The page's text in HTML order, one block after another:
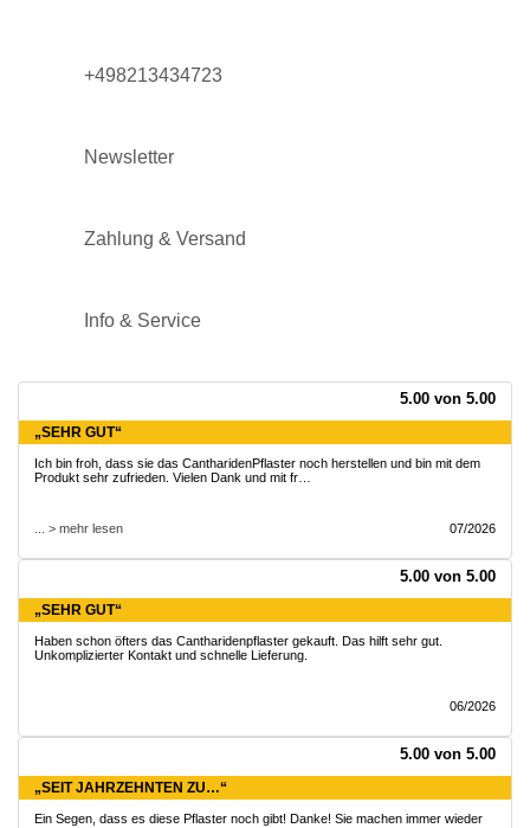
+498213434723
Newsletter
Zahlung & Versand
Info & Service
5.00 von 5.00
„SEHR GUT“
Ich bin froh, dass sie das CantharidenPflaster noch herstellen und bin mit dem
Produkt sehr zufrieden. Vielen Dank und mit fr…
... > mehr lesen 07/2026
5.00 von 5.00
„SEHR GUT“
Haben schon öfters das Cantharidenpflaster gekauft. Das hilft sehr gut.
Unkomplizierter Kontakt und schnelle Lieferung.
06/2026
5.00 von 5.00
„SEIT JAHRZEHNTEN ZU…“
Ein Segen, dass es diese Pflaster noch gibt! Danke! Sie machen immer wieder